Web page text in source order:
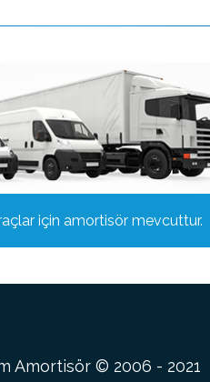
için amortisör mevcuttur.
Amortisör © 2006 - 2021